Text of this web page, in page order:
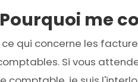
Pourquoi me
qui concerne les
Si vous